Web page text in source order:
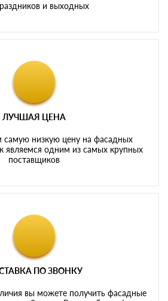
и выходных
ЛУЧШАЯ ЦЕНА
самую низкую цену на фасадных
являемся одним из самых крупных
поставщиков
ПО ЗВОНКУ
вы можете получить фасадные